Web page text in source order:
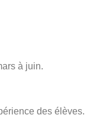
à juin.
des élèves.